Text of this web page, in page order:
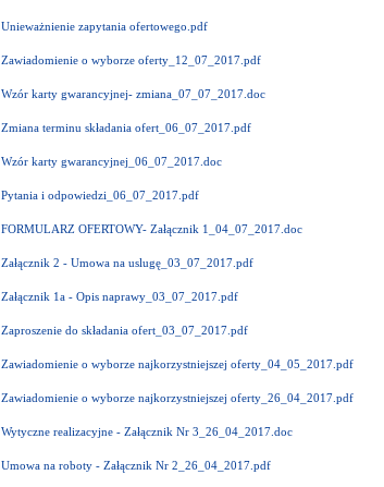
Unieważnienie zapytania ofertowego.pdf
Zawiadomienie o wyborze oferty_12_07_2017.pdf
Wzór karty gwarancyjnej- zmiana_07_07_2017.doc
Zmiana terminu składania ofert_06_07_2017.pdf
Wzór karty gwarancyjnej_06_07_2017.doc
Pytania i odpowiedzi_06_07_2017.pdf
FORMULARZ OFERTOWY- Załącznik 1_04_07_2017.doc
Załącznik 2 - Umowa na uslugę_03_07_2017.pdf
Załącznik 1a - Opis naprawy_03_07_2017.pdf
Zaproszenie do składania ofert_03_07_2017.pdf
Zawiadomienie o wyborze najkorzystniejszej oferty_04_05_2017.pdf
Zawiadomienie o wyborze najkorzystniejszej oferty_26_04_2017.pdf
Wytyczne realizacyjne - Załącznik Nr 3_26_04_2017.doc
Umowa na roboty - Załącznik Nr 2_26_04_2017.pdf